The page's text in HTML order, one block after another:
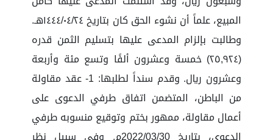
المبيع، علماً أن نشوء الحق كان بتاريخ ١٤٤٤/٠٤/٢٤هـ.
وطالبت بإلزام المدعى عليها بتسليم الثمن قدره
(٢٥,٩٢٤) خمسة وعشرون ألفًا وتسع مئة وأربعة
وعشرون ريال. وقدم سنداً لطلبها: 1- عقد مقاولة
من الباطن، المتضمن اتفاق طرفي الدعوى على
أعمال مقاولة، ممهور بختم وتوقيع منسوبه طرفي